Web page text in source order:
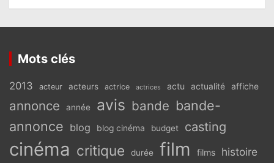
Mots clés
2013 acteur acteurs actrice actrices actu actualité affiche
annonce année avis bande bande-
annonce blog blog cinéma budget casting
cinéma critique durée film films histoire